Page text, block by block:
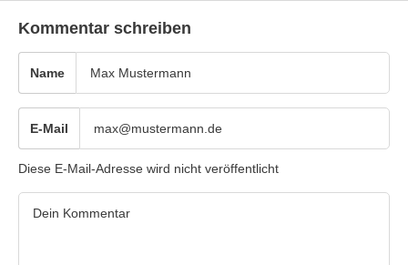
Kommentar schreiben
Name
E-Mail
Diese E-Mail-Adresse wird nicht veröffentlicht